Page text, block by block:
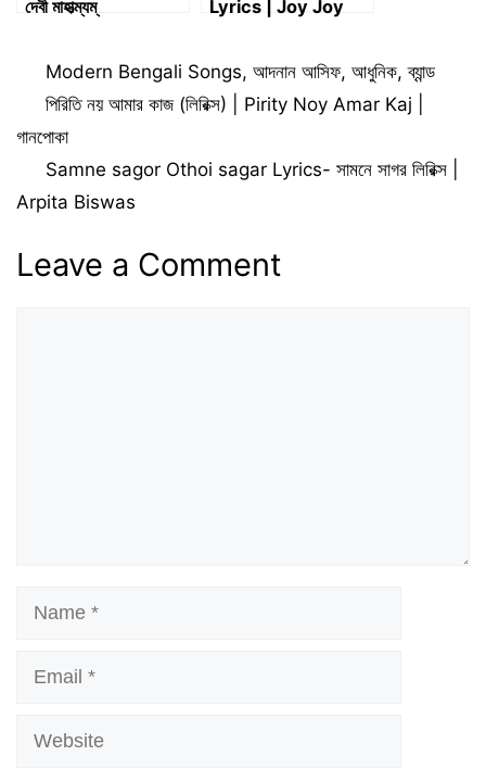
দেবী মাহাত্ম্যম্
Lyrics | Joy Joy
Categories
Modern Bengali Songs,আদনান আসিফ,আধুনিক,ব্যান্ড
পিরিতি নয় আমার কাজ (লিরিক্স) | Pirity Noy Amar Kaj |
গানপোকা
Samne sagor Othoi sagar Lyrics- সামনে সাগর লিরিক্স |
Arpita Biswas
Leave a Comment
Name
Email
Website